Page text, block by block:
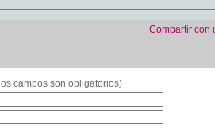
Compartir con
campos son obligatorios)